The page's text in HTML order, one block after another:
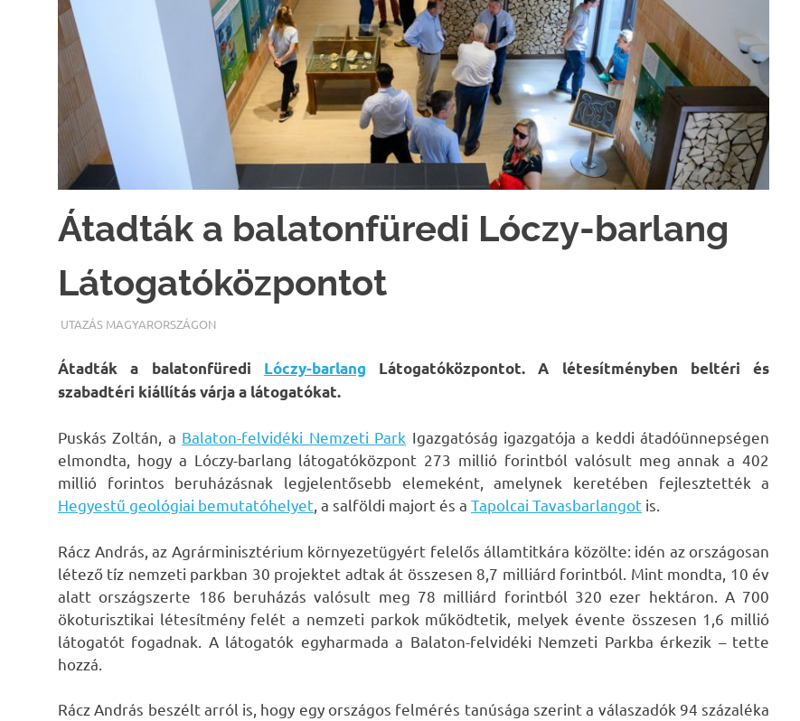
Átadták a balatonfüredi Lóczy-barlang
Látogatóközpontot
TERMALFURDOK.COM
UTAZÁS MAGYARORSZÁGON
Átadták a balatonfüredi Lóczy-barlang Látogatóközpontot. A létesítményben beltéri és
szabadtéri kiállítás várja a látogatókat.
Puskás Zoltán, a Balaton-felvidéki Nemzeti Park Igazgatóság igazgatója a keddi átadóünnepségen
elmondta, hogy a Lóczy-barlang látogatóközpont 273 millió forintból valósult meg annak a 402
millió forintos beruházásnak legjelentősebb elemeként, amelynek keretében fejlesztették a
Hegyestű geológiai bemutatóhelyet , a salföldi majort és a Tapolcai Tavasbarlangot is.
Rácz András, az Agrárminisztérium környezetügyért felelős államtitkára közölte: idén az országosan
létező tíz nemzeti parkban 30 projektet adtak át összesen 8,7 milliárd forintból. Mint mondta, 10 év
alatt országszerte 186 beruházás valósult meg 78 milliárd forintból 320 ezer hektáron. A 700
ökoturisztikai létesítmény felét a nemzeti parkok működtetik, melyek évente összesen 1,6 millió
látogatót fogadnak. A látogatók egyharmada a Balaton-felvidéki Nemzeti Parkba érkezik – tette
hozzá.
Rácz András beszélt arról is, hogy egy országos felmérés tanúsága szerint a válaszadók 94 százaléka